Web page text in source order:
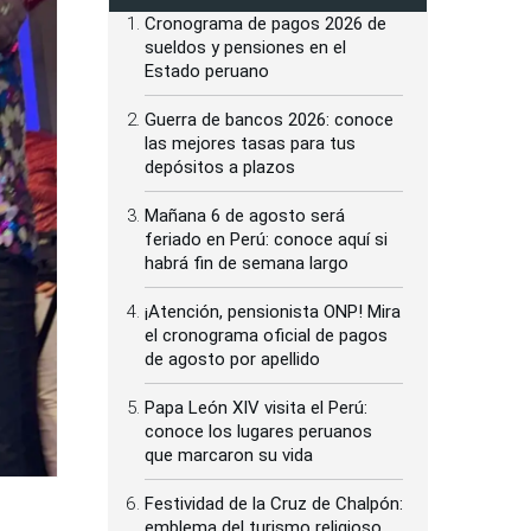
Cronograma de pagos 2026 de
sueldos y pensiones en el
Estado peruano
Guerra de bancos 2026: conoce
las mejores tasas para tus
depósitos a plazos
Mañana 6 de agosto será
feriado en Perú: conoce aquí si
habrá fin de semana largo
¡Atención, pensionista ONP! Mira
el cronograma oficial de pagos
de agosto por apellido
Papa León XIV visita el Perú:
conoce los lugares peruanos
que marcaron su vida
Festividad de la Cruz de Chalpón: